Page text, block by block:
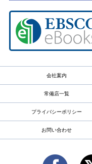
会社案内
常備店一覧
プライバシーポリシー
お問い合わせ